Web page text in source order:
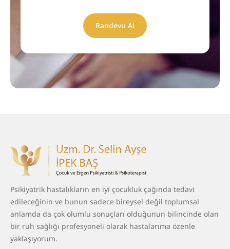
Randevu Al
Psikiyatrik hastalıkların en iyi çocukluk çağında tedavi
edileceğinin ve bunun sadece bireysel değil toplumsal
anlamda da çok olumlu sonuçları olduğunun bilincinde olan
bir ruh sağlığı profesyoneli olarak hastalarıma özenle
yaklaşıyorum.